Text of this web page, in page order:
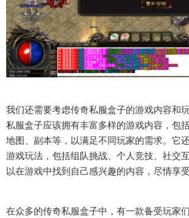
我们还需要考虑传奇私服盒子的游戏内容和
私服盒子应该拥有丰富多样的游戏内容，包
地图、副本等，以满足不同玩家的需求。它
游戏玩法，包括组队挑战、个人竞技、社交
以在游戏中找到自己感兴趣的内容，尽情享受
在众多的传奇私服盒子中，有一款备受玩家